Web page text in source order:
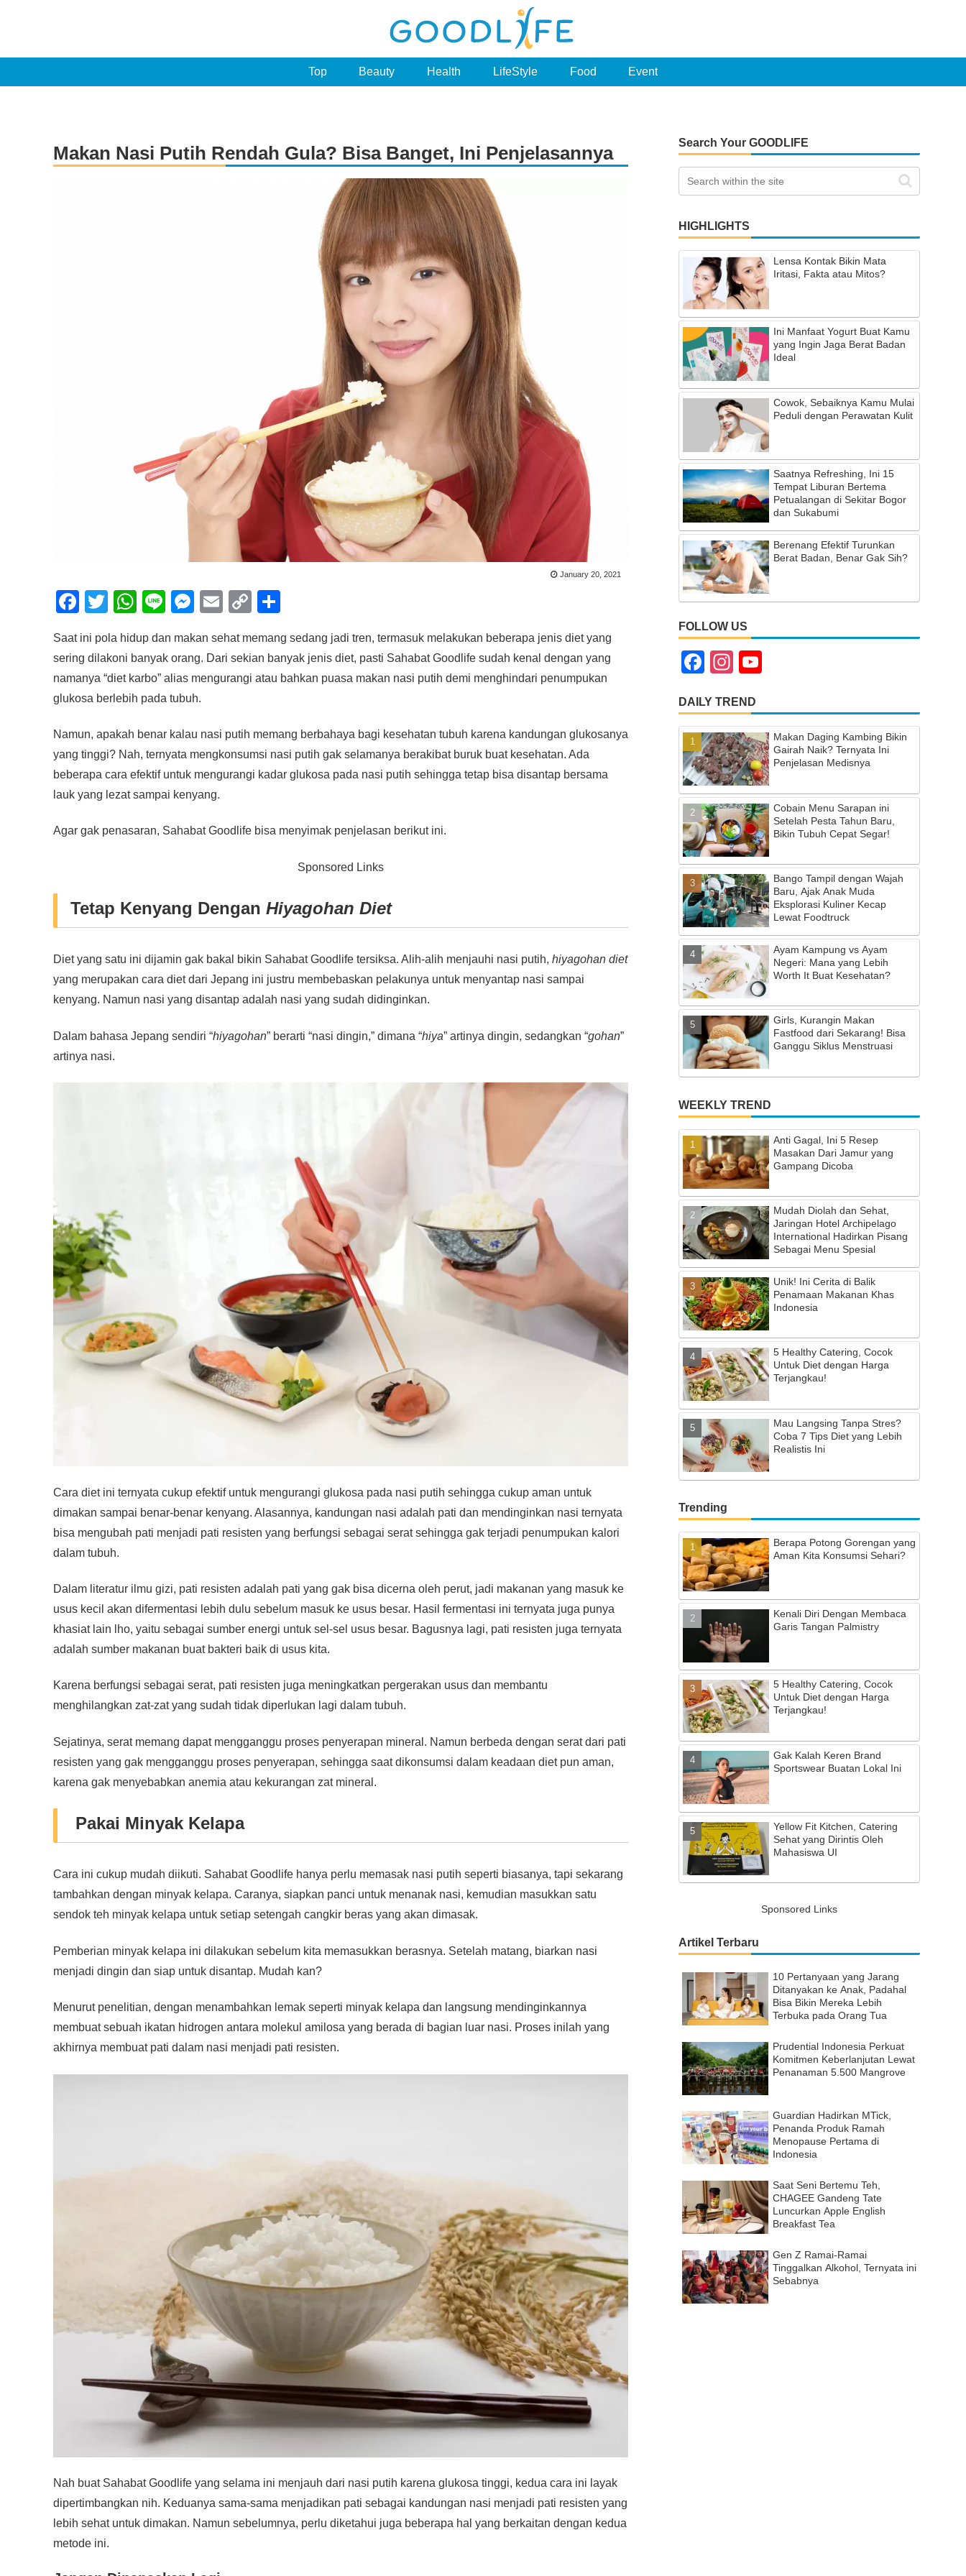
Top Beauty Health LifeStyle Food Event
Makan Nasi Putih Rendah Gula? Bisa Banget, Ini Penjelasannya
January 20, 2021
F
c
e
b
o
k
T
tt
er
W
at
s
A
p
Li
e
M
ss
e
n
er
E
ail
C
p
y
k
ar
e
Saat ini pola hidup dan makan sehat memang sedang jadi tren, termasuk melakukan beberapa jenis diet yang
sering dilakoni banyak orang. Dari sekian banyak jenis diet, pasti Sahabat Goodlife sudah kenal dengan yang
namanya “diet karbo” alias mengurangi atau bahkan puasa makan nasi putih demi menghindari penumpukan
glukosa berlebih pada tubuh.
Namun, apakah benar kalau nasi putih memang berbahaya bagi kesehatan tubuh karena kandungan glukosanya
yang tinggi? Nah, ternyata mengkonsumsi nasi putih gak selamanya berakibat buruk buat kesehatan. Ada
beberapa cara efektif untuk mengurangi kadar glukosa pada nasi putih sehingga tetap bisa disantap bersama
lauk yang lezat sampai kenyang.
Agar gak penasaran, Sahabat Goodlife bisa menyimak penjelasan berikut ini.
Sponsored Links
Tetap Kenyang Dengan Hiyagohan Diet
Diet yang satu ini dijamin gak bakal bikin Sahabat Goodlife tersiksa. Alih-alih menjauhi nasi putih, hiyagohan diet
yang merupakan cara diet dari Jepang ini justru membebaskan pelakunya untuk menyantap nasi sampai
kenyang. Namun nasi yang disantap adalah nasi yang sudah didinginkan.
Dalam bahasa Jepang sendiri “hiyagohan” berarti “nasi dingin,” dimana “hiya” artinya dingin, sedangkan “gohan”
artinya nasi.
Cara diet ini ternyata cukup efektif untuk mengurangi glukosa pada nasi putih sehingga cukup aman untuk
dimakan sampai benar-benar kenyang. Alasannya, kandungan nasi adalah pati dan mendinginkan nasi ternyata
bisa mengubah pati menjadi pati resisten yang berfungsi sebagai serat sehingga gak terjadi penumpukan kalori
dalam tubuh.
Dalam literatur ilmu gizi, pati resisten adalah pati yang gak bisa dicerna oleh perut, jadi makanan yang masuk ke
usus kecil akan difermentasi lebih dulu sebelum masuk ke usus besar. Hasil fermentasi ini ternyata juga punya
khasiat lain lho, yaitu sebagai sumber energi untuk sel-sel usus besar. Bagusnya lagi, pati resisten juga ternyata
adalah sumber makanan buat bakteri baik di usus kita.
Karena berfungsi sebagai serat, pati resisten juga meningkatkan pergerakan usus dan membantu
menghilangkan zat-zat yang sudah tidak diperlukan lagi dalam tubuh.
Sejatinya, serat memang dapat mengganggu proses penyerapan mineral. Namun berbeda dengan serat dari pati
resisten yang gak mengganggu proses penyerapan, sehingga saat dikonsumsi dalam keadaan diet pun aman,
karena gak menyebabkan anemia atau kekurangan zat mineral.
Pakai Minyak Kelapa
Cara ini cukup mudah diikuti. Sahabat Goodlife hanya perlu memasak nasi putih seperti biasanya, tapi sekarang
tambahkan dengan minyak kelapa. Caranya, siapkan panci untuk menanak nasi, kemudian masukkan satu
sendok teh minyak kelapa untuk setiap setengah cangkir beras yang akan dimasak.
Pemberian minyak kelapa ini dilakukan sebelum kita memasukkan berasnya. Setelah matang, biarkan nasi
menjadi dingin dan siap untuk disantap. Mudah kan?
Menurut penelitian, dengan menambahkan lemak seperti minyak kelapa dan langsung mendinginkannya
membuat sebuah ikatan hidrogen antara molekul amilosa yang berada di bagian luar nasi. Proses inilah yang
akhirnya membuat pati dalam nasi menjadi pati resisten.
Nah buat Sahabat Goodlife yang selama ini menjauh dari nasi putih karena glukosa tinggi, kedua cara ini layak
dipertimbangkan nih. Keduanya sama-sama menjadikan pati sebagai kandungan nasi menjadi pati resisten yang
lebih sehat untuk dimakan. Namun sebelumnya, perlu diketahui juga beberapa hal yang berkaitan dengan kedua
metode ini.
Search Your GOODLIFE
HIGHLIGHTS
Lensa Kontak Bikin Mata
Iritasi, Fakta atau Mitos?
Ini Manfaat Yogurt Buat Kamu
yang Ingin Jaga Berat Badan
Ideal
Cowok, Sebaiknya Kamu Mulai
Peduli dengan Perawatan Kulit
Saatnya Refreshing, Ini 15
Tempat Liburan Bertema
Petualangan di Sekitar Bogor
dan Sukabumi
Berenang Efektif Turunkan
Berat Badan, Benar Gak Sih?
FOLLOW US
F
c
e
b
o
o
k
In
a
gr
a
m
u
T
u
b
e
C
h
a
n
n
el
DAILY TREND
Makan Daging Kambing Bikin
Gairah Naik? Ternyata Ini
Penjelasan Medisnya
Cobain Menu Sarapan ini
Setelah Pesta Tahun Baru,
Bikin Tubuh Cepat Segar!
Bango Tampil dengan Wajah
Baru, Ajak Anak Muda
Eksplorasi Kuliner Kecap
Lewat Foodtruck
Ayam Kampung vs Ayam
Negeri: Mana yang Lebih
Worth It Buat Kesehatan?
Girls, Kurangin Makan
Fastfood dari Sekarang! Bisa
Ganggu Siklus Menstruasi
WEEKLY TREND
Anti Gagal, Ini 5 Resep
Masakan Dari Jamur yang
Gampang Dicoba
Mudah Diolah dan Sehat,
Jaringan Hotel Archipelago
International Hadirkan Pisang
Sebagai Menu Spesial
Unik! Ini Cerita di Balik
Penamaan Makanan Khas
Indonesia
5 Healthy Catering, Cocok
Untuk Diet dengan Harga
Terjangkau!
Mau Langsing Tanpa Stres?
Coba 7 Tips Diet yang Lebih
Realistis Ini
Trending
Berapa Potong Gorengan yang
Aman Kita Konsumsi Sehari?
Kenali Diri Dengan Membaca
Garis Tangan Palmistry
5 Healthy Catering, Cocok
Untuk Diet dengan Harga
Terjangkau!
Gak Kalah Keren Brand
Sportswear Buatan Lokal Ini
Yellow Fit Kitchen, Catering
Sehat yang Dirintis Oleh
Mahasiswa UI
Sponsored Links
Artikel Terbaru
10 Pertanyaan yang Jarang
Ditanyakan ke Anak, Padahal
Bisa Bikin Mereka Lebih
Terbuka pada Orang Tua
Prudential Indonesia Perkuat
Komitmen Keberlanjutan Lewat
Penanaman 5.500 Mangrove
Guardian Hadirkan MTick,
Penanda Produk Ramah
Menopause Pertama di
Indonesia
Saat Seni Bertemu Teh,
CHAGEE Gandeng Tate
Luncurkan Apple English
Breakfast Tea
Gen Z Ramai-Ramai
Tinggalkan Alkohol, Ternyata ini
Sebabnya